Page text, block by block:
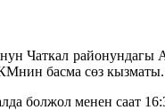
Чаткал
басма сөз кызматы.
болжол менен саат